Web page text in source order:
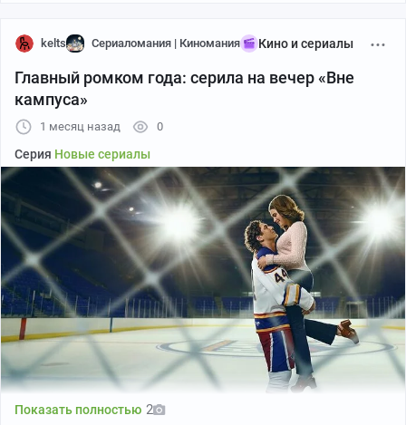
kelts Сериаломания | Киномания Кино и сериалы
Главный ромком года: серила на вечер «Вне
кампуса»
1 месяц назад 0
Серия Новые сериалы
Показать полностью 2